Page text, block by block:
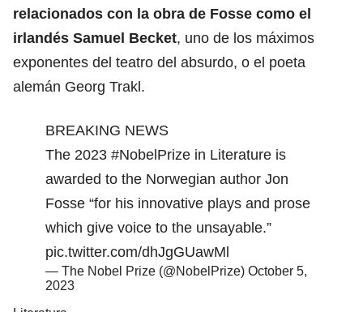
relacionados con la obra de Fosse como el
irlandés Samuel Becket, uno de los máximos
exponentes del teatro del absurdo, o el poeta
alemán Georg Trakl.
BREAKING NEWS
The 2023 #NobelPrize in Literature is
awarded to the Norwegian author Jon
Fosse “for his innovative plays and prose
which give voice to the unsayable.”
pic.twitter.com/dhJgGUawMl
— The Nobel Prize (@NobelPrize) October 5,
2023